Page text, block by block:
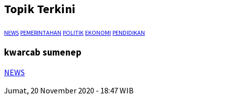
Topik Terkini
NEWS PEMERINTAHAN POLITIK EKONOMI PENDIDIKAN
kwarcab sumenep
NEWS
Jumat, 20 November 2020 - 18:47 WIB